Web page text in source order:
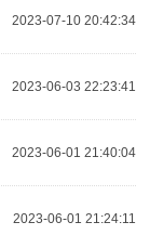
2023-07-10 20:42:34
2023-06-03 22:23:41
2023-06-01 21:40:04
2023-06-01 21:24:11